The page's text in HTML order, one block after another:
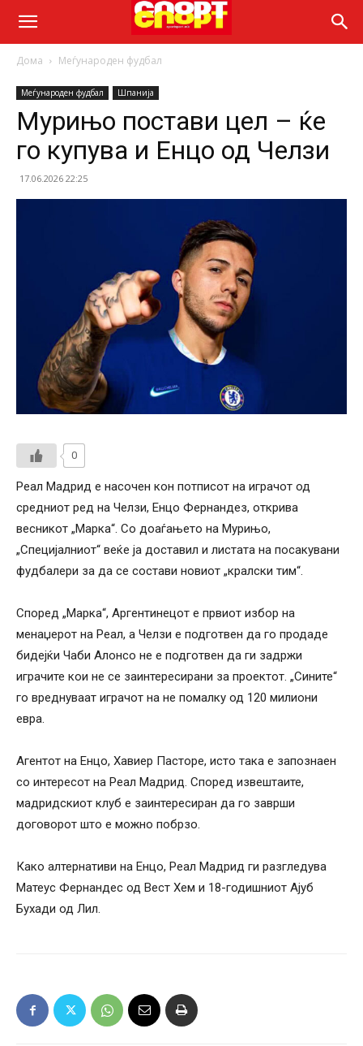
Дома Меѓународен фудбал
Меѓународен фудбал Шпанија
Мурињо постави цел – ќе
го купува и Енцо од Челзи
17.06.2026 22:25
0
Реал Мадрид е насочен кон потписот на играчот од
средниот ред на Челзи, Енцо Фернандез, открива
весникот „Марка“. Со доаѓањето на Мурињо,
„Специјалниот“ веќе ја доставил и листата на посакувани
фудбалери за да се состави новиот „кралски тим“.
Според „Марка“, Аргентинецот е првиот избор на
менаџерот на Реал, а Челзи е подготвен да го продаде
бидејќи Чаби Алонсо не е подготвен да ги задржи
играчите кои не се заинтересирани за проектот. „Сините“
го вреднуваат играчот на не помалку од 120 милиони
евра.
Агентот на Енцо, Хавиер Пасторе, исто така е запознаен
со интересот на Реал Мадрид. Според извештаите,
мадридскиот клуб е заинтересиран да го заврши
договорот што е можно побрзо.
Како алтернативи на Енцо, Реал Мадрид ги разгледува
Матеус Фернандес од Вест Хем и 18-годишниот Ајуб
Бухади од Лил.